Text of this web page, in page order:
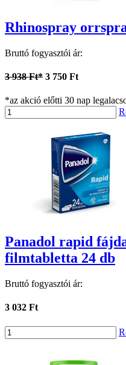
Rhinospray
Bruttó fogyasztói ár:
3 938 Ft* 3 750 Ft
*az akció előtti 30 nap
Panadol rapid
filmtabletta 24 db
Bruttó fogyasztói ár:
3 032 Ft